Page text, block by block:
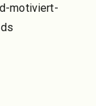
motiviert-